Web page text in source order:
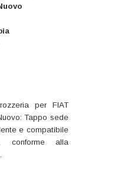
per FIAT
Tappo sede
e compatibile
conforme alla